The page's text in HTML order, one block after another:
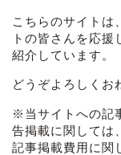
こちらのサイトは
トの皆さんを応
紹介しています。
どうぞよろしくお
※当サイトへの記
告掲載に関しては
記事掲載費用に関